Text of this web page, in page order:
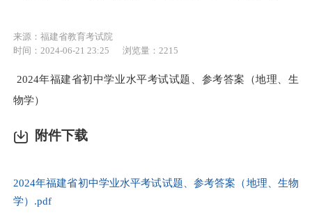
来源：福建省教育考试院
时间：2024-06-21 23:25
浏览量： 2215
2024年福建省初中学业水平考试试题、参考答案（地理、生
物学）
附件下载
2024年福建省初中学业水平考试试题、参考答案（地理、生物
学）.pdf